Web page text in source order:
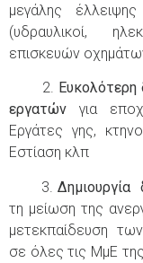
μεγάλης έλλειψης
(υδραυλικοί,
επισκευών
2. Ευκολότερη
εργατών για
Εργάτες γης,
Εστίαση κλπ
3.Δημιουργία
τη μείωση της
μετεκπαίδευση
σε όλες τις ΜμΕ